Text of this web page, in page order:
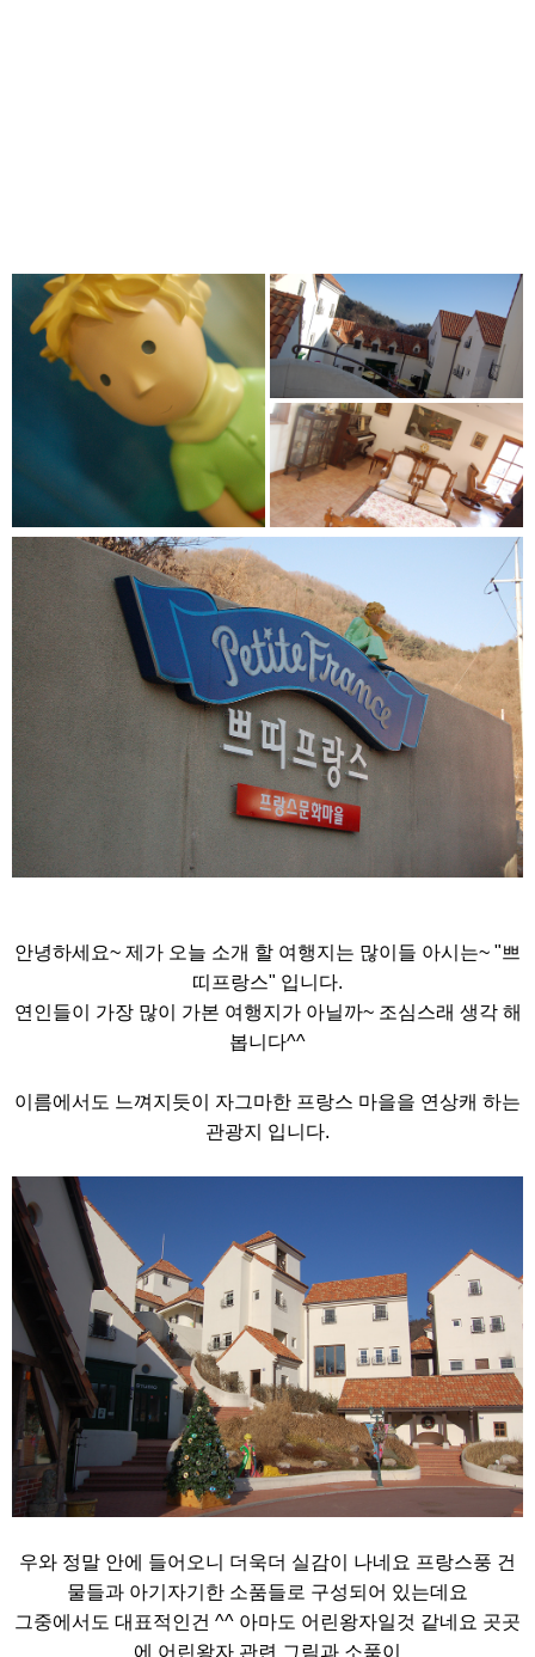
안녕하세요~ 제가 오늘 소개 할 여행지는 많이들 아시는~ "쁘
띠프랑스" 입니다.
연인들이 가장 많이 가본 여행지가 아닐까~ 조심스래 생각 해
봅니다^^
이름에서도 느껴지듯이 자그마한 프랑스 마을을 연상캐 하는
관광지 입니다.
우와 정말 안에 들어오니 더욱더 실감이 나네요 프랑스풍 건
물들과 아기자기한 소품들로 구성되어 있는데요
그중에서도 대표적인건 ^^ 아마도 어린왕자일것 같네요 곳곳
에 어린왕자 관련 그림과 소품이